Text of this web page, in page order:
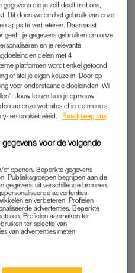
Kleine Zeemeerminmet haar
het idee: “Fotografie is een
werkelijkheid te maken”.
en andere benodigdheden
van de shoot duurde
in ‘De Kleine Zeemermin’
getroffen, kwam Daniel in
pasgetrouwd koppel. Met
die je zelf deelt met ons,
Dit doen we om het gebruik van onze
apps te verbeteren. Daarnaast
geeft, je gegevens gebruiken om onze
en je relevante
delen met 4
platformen wordt enkel getoond
of stel je eigen keuze in. Door op
voor onderstaande doeleinden. Wil
Jouw keuze kun je opnieuw
onze websites of in de menu’s
en cookiebeleid.
Raadpleeg ons
voor de volgende
of openen. Beperkte gegevens
Publieksgroepen begrijpen aan de
gegevens uit verschillende bronnen.
advertenties.
en verbeteren. Profielen
advertenties. Beperkte
Profielen aanmaken ter
ter selectie van
van advertenties meten.